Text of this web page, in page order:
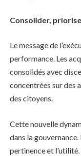
Consolider,
Le message de
performance. Les
consolidés avec
concentrées sur des
des citoyens.
Cette nouvelle
dans la
pertinence et